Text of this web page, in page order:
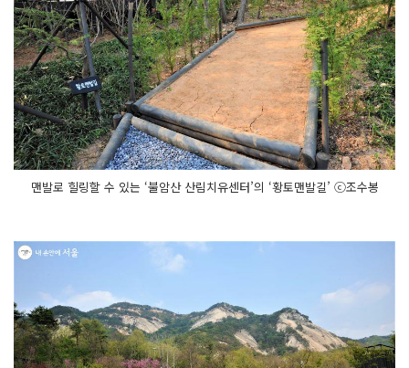
맨발로 힐링할 수 있는 ‘불암산 산림치유센터’의 ‘황토맨발길’ ⓒ조수봉